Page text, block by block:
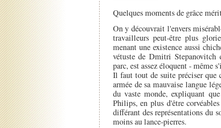
Quelques moments de grâce
On y découvrait l'envers
travailleurs peut-être plus
menant une existence aussi
vétuste de Dmitri Stepanovitch
parc, est assez éloquent - même
Il faut tout de suite préciser que
armée de sa mauvaise langue
du vaste monde, expliquant
Philips, en plus d'être
différant des représentations du
moins au lance-pierres.